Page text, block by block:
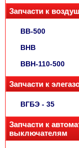
Запчасти к
ВВ-500
ВНВ
ВВН-110-500
Запчасти к
ВГБЭ - 35
Запчасти к
выключателям